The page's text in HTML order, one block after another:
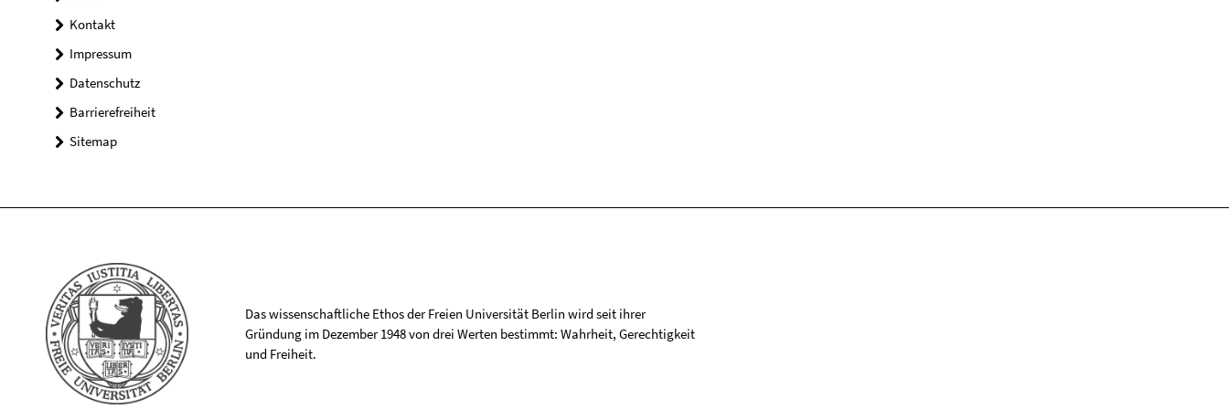
Kontakt
Impressum
Datenschutz
Barrierefreiheit
Sitemap
Das wissenschaftliche Ethos der Freien Universität Berlin wird seit ihrer
Gründung im Dezember 1948 von drei Werten bestimmt: Wahrheit, Gerechtigkeit
und Freiheit.